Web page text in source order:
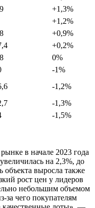
+1,3%
+1,2%
+0,9%
+0,2%
0%
-1%
-1,2%
-1,3%
-1,5%
в начале 2023 года
на 2,3%, до
объекта выросла также
рост цен у лидеров
небольшим объемом
за чего покупателям